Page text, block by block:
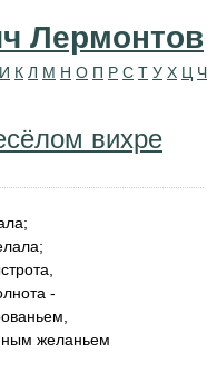
Лермонтов
И К Л М Н О П Р С Т У Х Ц Ч
вихре
-
желаньем